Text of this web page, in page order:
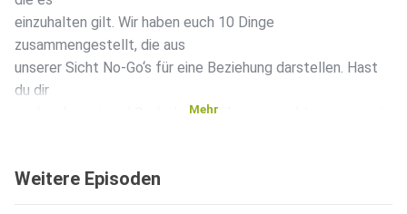
einzuhalten gilt. Wir haben euch 10 Dinge
zusammengestellt, die aus
unserer Sicht No-Go‘s für eine Beziehung darstellen. Hast
du dir
auch schon einmal Gedanken darüber gemacht, warum es in
hört hier
Mehr
Weitere Episoden